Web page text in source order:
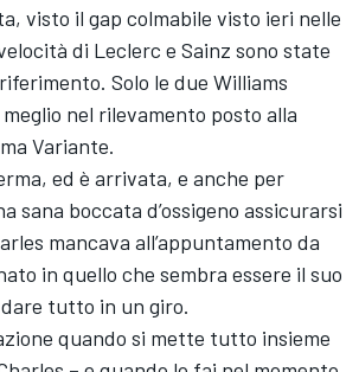
visto il gap colmabile visto ieri nelle
di Leclerc e Sainz sono state
Solo le due Williams
nel rilevamento posto alla
Variante.
ed è arrivata, e anche per
sana boccata d’ossigeno assicurarsi
mancava all’appuntamento da
in quello che sembra essere il suo
tutto in un giro.
quando si mette tutto insieme